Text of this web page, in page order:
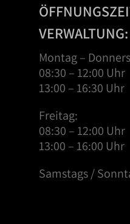
VERWALTUNG:
Montag –
08:30 – 12:00 Uhr
13:00 – 16:30 Uhr
Freitag:
08:30 – 12:00 Uhr
13:00 – 16:00 Uhr
Samstags /